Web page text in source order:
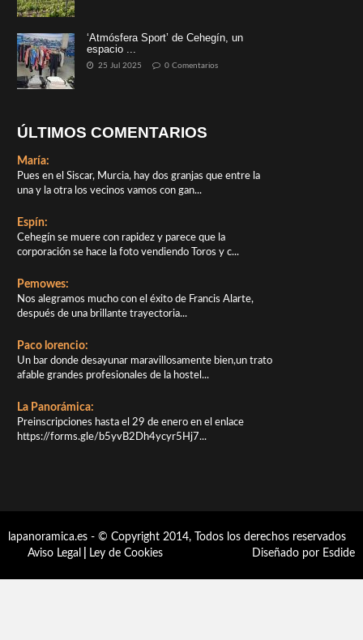
‘Atmósfera Sport’ de Cehegín, un
espacio ...
25 Jul 2025 0 Comentarios
ÚLTIMOS COMENTARIOS
María:
Pues en el Siscar, Murcia, hay dos granjas que entre la
una y la otra los vecinos vamos con gan...
Espín:
Cehegín se muere con rapidez y parece que la
corporación se hace la foto vendiendo Toros y c...
Pemowes:
Nos alegramos mucho con el éxito de Francis Alarte,
después de una brillante trayectoria...
Paco lorencio:
Un bar donde desayunar maravillosamente bien,un trato
afable grandes profesionales de la hostel...
La Panorámica:
Preinscripciones hasta el 29 de enero en el enlace
https://forms.gle/b5yvB2Dh4ycyr5Hj7...
lapanoramica.es - © Copyright 2014, Todos los derechos reservados
Aviso Legal
Ley de Cookies Diseñado por Esdide